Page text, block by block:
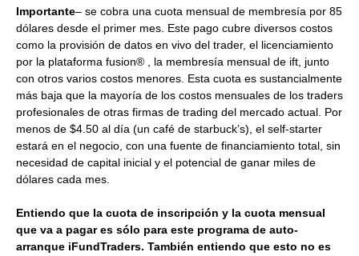
Importante– se cobra una cuota mensual de membresía por 85
dólares desde el primer mes. Este pago cubre diversos costos
como la provisión de datos en vivo del trader, el licenciamiento
por la plataforma fusion® , la membresía mensual de ift, junto
con otros varios costos menores. Esta cuota es sustancialmente
más baja que la mayoría de los costos mensuales de los traders
profesionales de otras firmas de trading del mercado actual. Por
menos de $4.50 al día (un café de starbuck’s), el self-starter
estará en el negocio, con una fuente de financiamiento total, sin
necesidad de capital inicial y el potencial de ganar miles de
dólares cada mes.
Entiendo que la cuota de inscripción y la cuota mensual
que va a pagar es sólo para este programa de auto-
arranque iFundTraders. También entiendo que esto no es